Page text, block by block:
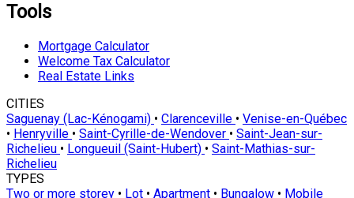
Tools
Mortgage Calculator
Welcome Tax Calculator
Real Estate Links
CITIES
Saguenay (Lac-Kénogami) • Clarenceville • Venise-en-Québec
• Henryville • Saint-Cyrille-de-Wendover • Saint-Jean-sur-
Richelieu • Longueuil (Saint-Hubert) • Saint-Mathias-sur-
Richelieu
TYPES
Two or more storey • Lot • Apartment • Bungalow • Mobile